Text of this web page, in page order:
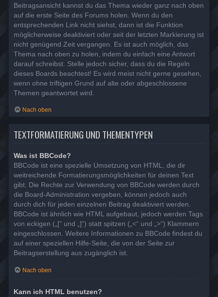
Beitragsansicht kannst du das Thema wieder ganz nach oben
auf die erste Seite des Forums holen. Wenn du den
entsprechenden Link nicht siehst, dann ist die Funktion
möglicherweise deaktiviert oder seit der letzten Markierung ist
nicht genügend Zeit vergangen. Es ist auch möglich, das
Thema nach oben zu holen, indem du einfach eine Antwort
darauf schreibst. Stelle jedoch sicher, dass du die Regeln
dieses Boards beachtest! Es wird meist nicht gerne gesehen,
wenn ohne triftigen Grund auf alte oder abgeschlossene
Themen geantwortet wird.
Nach oben
TEXTFORMATIERUNG UND THEMENTYPEN
Was ist BBCode?
BBCode ist eine spezielle Umsetzung von HTML, die dir
weitreichende Formatierungsmöglichkeiten für deinen Text
gibt. Die Rechte zur Verwendung von BBCode werden durch
die Board-Administration vergeben, können jedoch auch
durch dich für jeden einzelnen Beitrag deaktiviert werden.
BBCode ist ähnlich wie HTML aufgebaut, jedoch werden Tags
von eckigen („[“ und „]“) statt spitzen („<“ und „>“) Klammern
eingeschlossen. Weitere Informationen zu BBCode findest du
auf einer speziellen Hilfe-Seite, die von der Seite zur
Beitragserstellung aus zugänglich ist.
Nach oben
Kann ich HTML benutzen?